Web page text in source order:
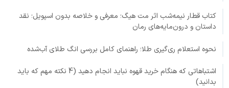
کتاب قطار نیمه‌شب اثر مت هیگ؛ معرفی و خلاصه بدون اسپویل؛ نقد
داستان و درون‌مایه‌های رمان
نحوه استعلام ری‌گیری طلا؛ راهنمای کامل بررسی انگ طلای آب‌شده
اشتباهاتی که هنگام خرید قهوه نباید انجام دهید (4 نکته مهم که باید
بدانید)